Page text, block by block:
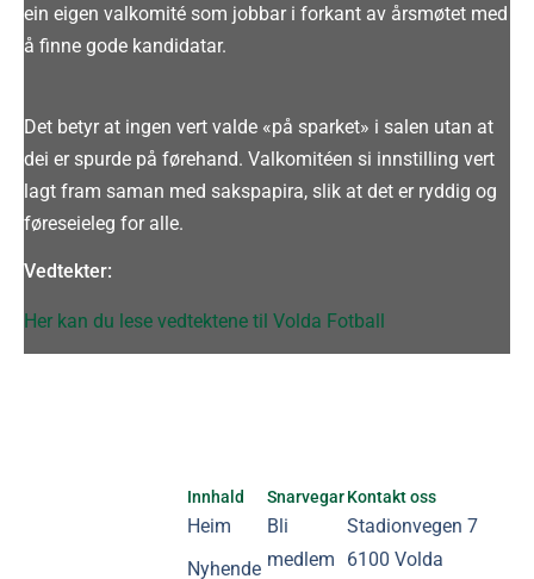
ein eigen valkomité som jobbar i forkant av årsmøtet med
å finne gode kandidatar.
Det betyr at ingen vert valde «på sparket» i salen utan at
dei er spurde på førehand. Valkomitéen si innstilling vert
lagt fram saman med sakspapira, slik at det er ryddig og
føreseieleg for alle.
Vedtekter:
Her kan du lese vedtektene til Volda Fotball
Snarvegar
Bli
medlem
Innhald
Heim
Nyhende
Kontakt oss
Stadionvegen 7
6100 Volda